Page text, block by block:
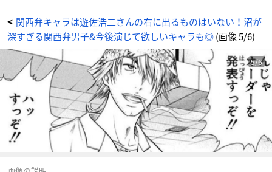
< 関西弁キャラは遊佐浩二さんの右に出るものはいない！沼が
深すぎる関西弁男子&今後演じて欲しいキャラも◎(画像 5/6)
5/6